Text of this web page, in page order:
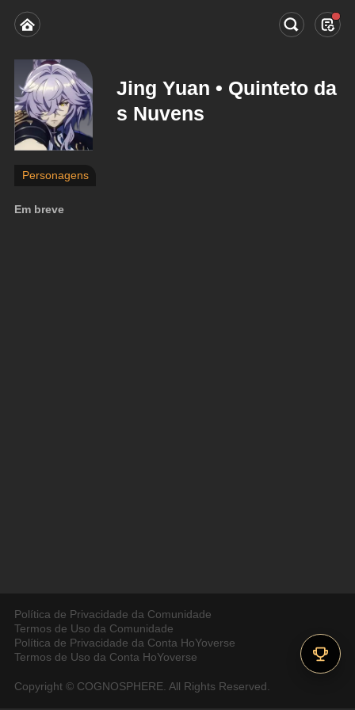
Jing Yuan • Quinteto da
s Nuvens
Personagens
Em breve
Política de Privacidade da Comunidade
Termos de Uso da Comunidade
Política de Privacidade da Conta HoYoverse
Termos de Uso da Conta HoYoverse
Copyright © COGNOSPHERE. All Rights Reserved.